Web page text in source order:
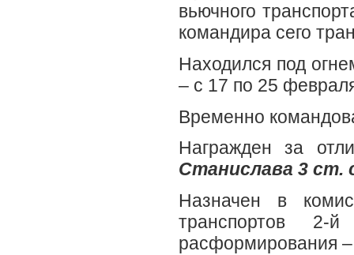
вьючного
командира сего
Находился под
– с 17 по 25
Временно
Награжден за
Станислава 3 ст.
Назначен в
транспортов
расформирования –